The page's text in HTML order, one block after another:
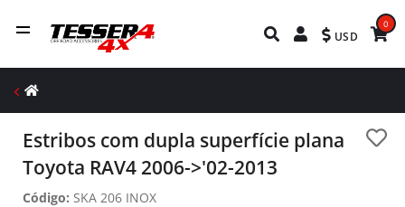
USD
0
Estribos com dupla superfície plana
Toyota RAV4 2006->'02-2013
Código: SKA 206 INOX